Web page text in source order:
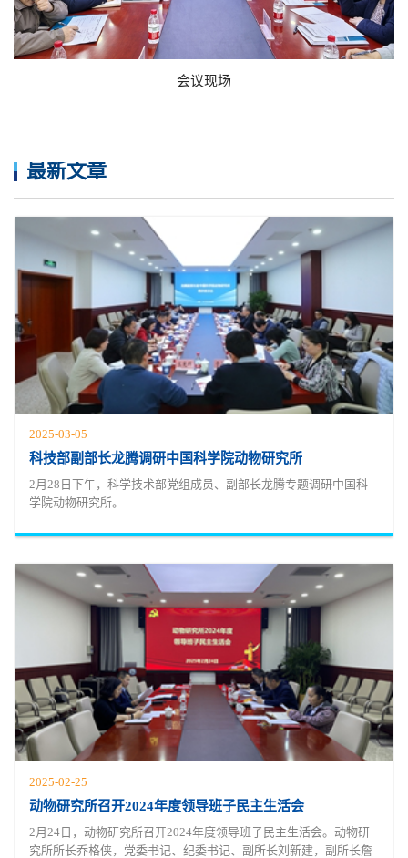
会议现场
最新文章
2025-03-05
科技部副部长龙腾调研中国科学院动物研究所
2月28日下午，科学技术部党组成员、副部长龙腾专题调研中国科
学院动物研究所。
2025-02-25
动物研究所召开2024年度领导班子民主生活会
2月24日，动物研究所召开2024年度领导班子民主生活会。动物研
究所所长乔格侠，党委书记、纪委书记、副所长刘新建，副所长詹